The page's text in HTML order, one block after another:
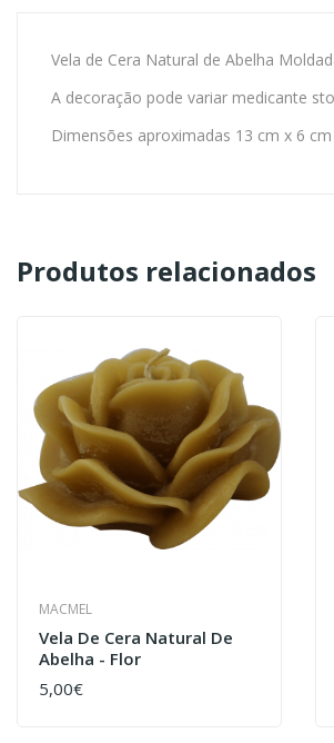
Vela de Cera Natural de Abelha
A decoração pode variar medicante
Dimensões aproximadas 13 cm x 6 cm
Produtos relacionados
MACMEL
Vela De Cera Natural De
Abelha - Flor
5,00€
COMPRAR